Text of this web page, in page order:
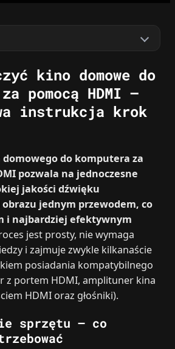
kino domowe do
pomocą HDMI –
instrukcja krok
domowego do komputera za
pozwala na jednoczesne
jakości dźwięku
jednym przewodem, co
i najbardziej efektywnym
jest prosty, nie wymaga
i zajmuje zwykle kilkanaście
posiadania kompatybilnego
z portem HDMI, amplituner kina
HDMI oraz głośniki).
sprzętu – co